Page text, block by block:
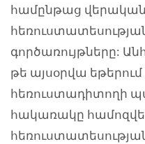
համընթաց
գործառույթները:
թե այսօրվա
հեռուստադիտողի
հակառակը